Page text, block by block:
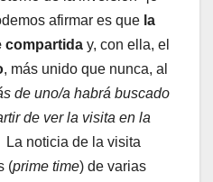
afirmar es que la
compartida y, con ella, el
, más unido que nunca, al
de uno/a habrá buscado
de ver la visita en la
La noticia de la visita
(prime time) de varias